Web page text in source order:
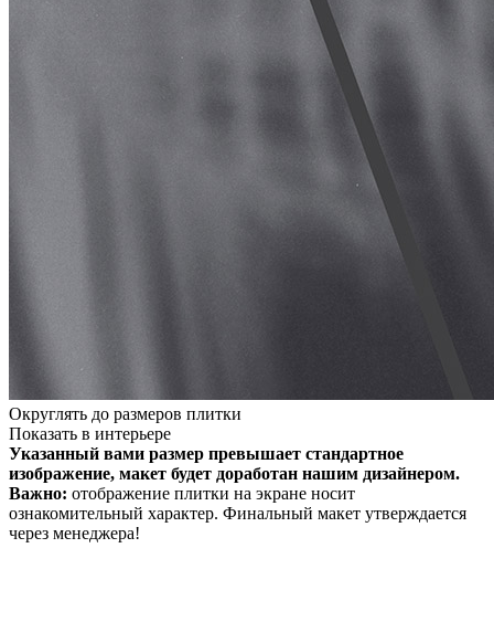
Округлять до размеров плитки
Показать в интерьере
Указанный вами размер превышает стандартное
изображение, макет будет доработан нашим дизайнером.
Важно: отображение плитки на экране носит
ознакомительный характер. Финальный макет утверждается
через менеджера!